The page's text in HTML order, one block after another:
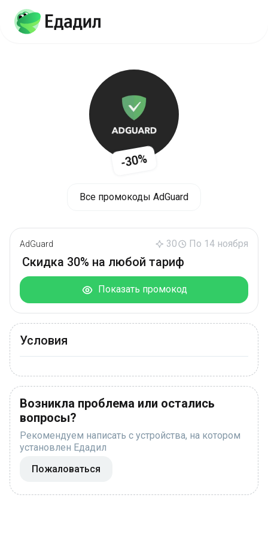
-30%
Все промокоды AdGuard
AdGuard 30 По 14 ноября
Скидка 30% на любой тариф
Показать промокод
Условия
Возникла проблема или остались
вопросы?
Рекомендуем написать с устройства, на котором
установлен Едадил
Пожаловаться